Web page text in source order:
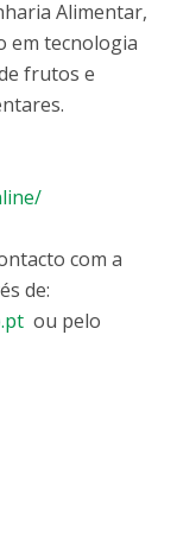
Alimentar,
em tecnologia
frutos e
com a
de:
ou pelo